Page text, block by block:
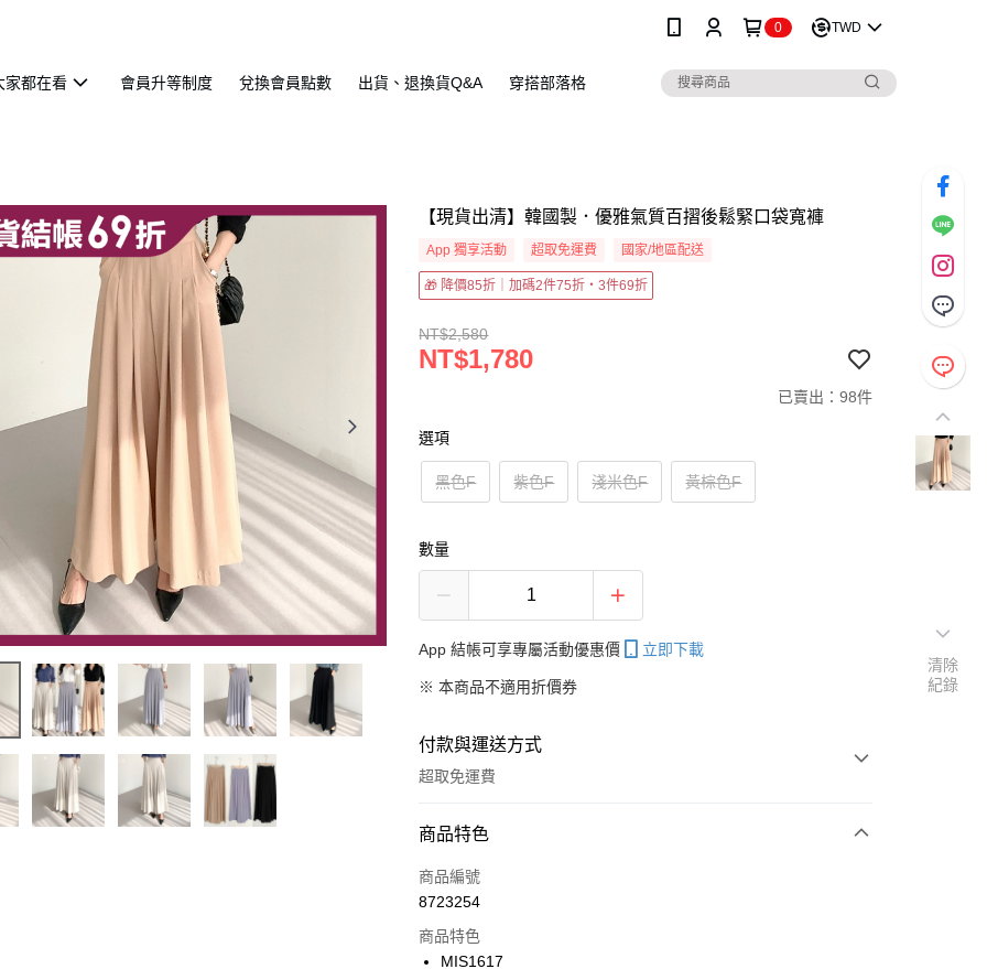
0 TWD
家都在看 會員升等制度 兌換會員點數 出貨、退換貨Q&A 穿搭部落格
【現貨出清】韓國製．優雅氣質百摺後鬆緊口袋寬褲
App 獨享活動 超取免運費 國家/地區配送
🎁 降價85折｜加碼2件75折・3件69折
NT$2,580
NT$1,780
已賣出：98件
選項
黑色F 紫色F 淺米色F 黃棕色F
數量
App 結帳可享專屬活動優惠價 立即下載
※ 本商品不適用折價券
付款與運送方式
超取免運費
付款方式
信用卡一次付款
LINE Pay
商品特色
商品編號
8723254
商品特色
MIS1617
清除
紀錄